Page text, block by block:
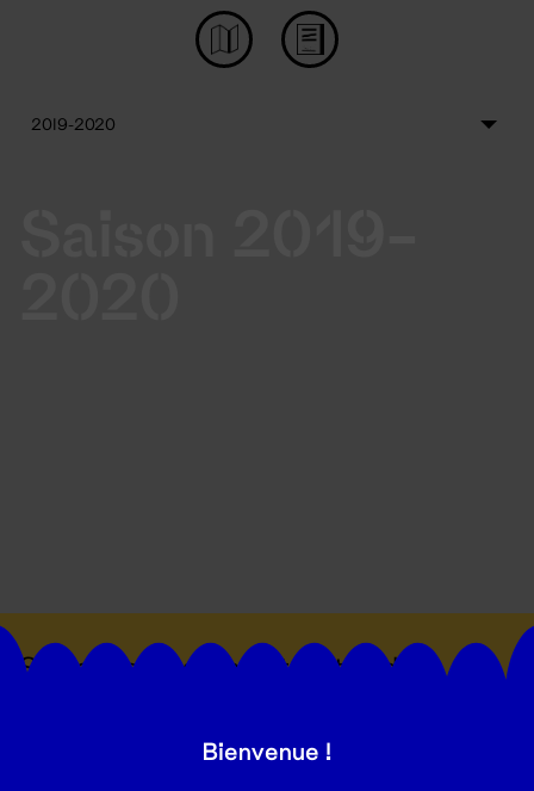
Suivez toutes les actualités du
Bienvenue !